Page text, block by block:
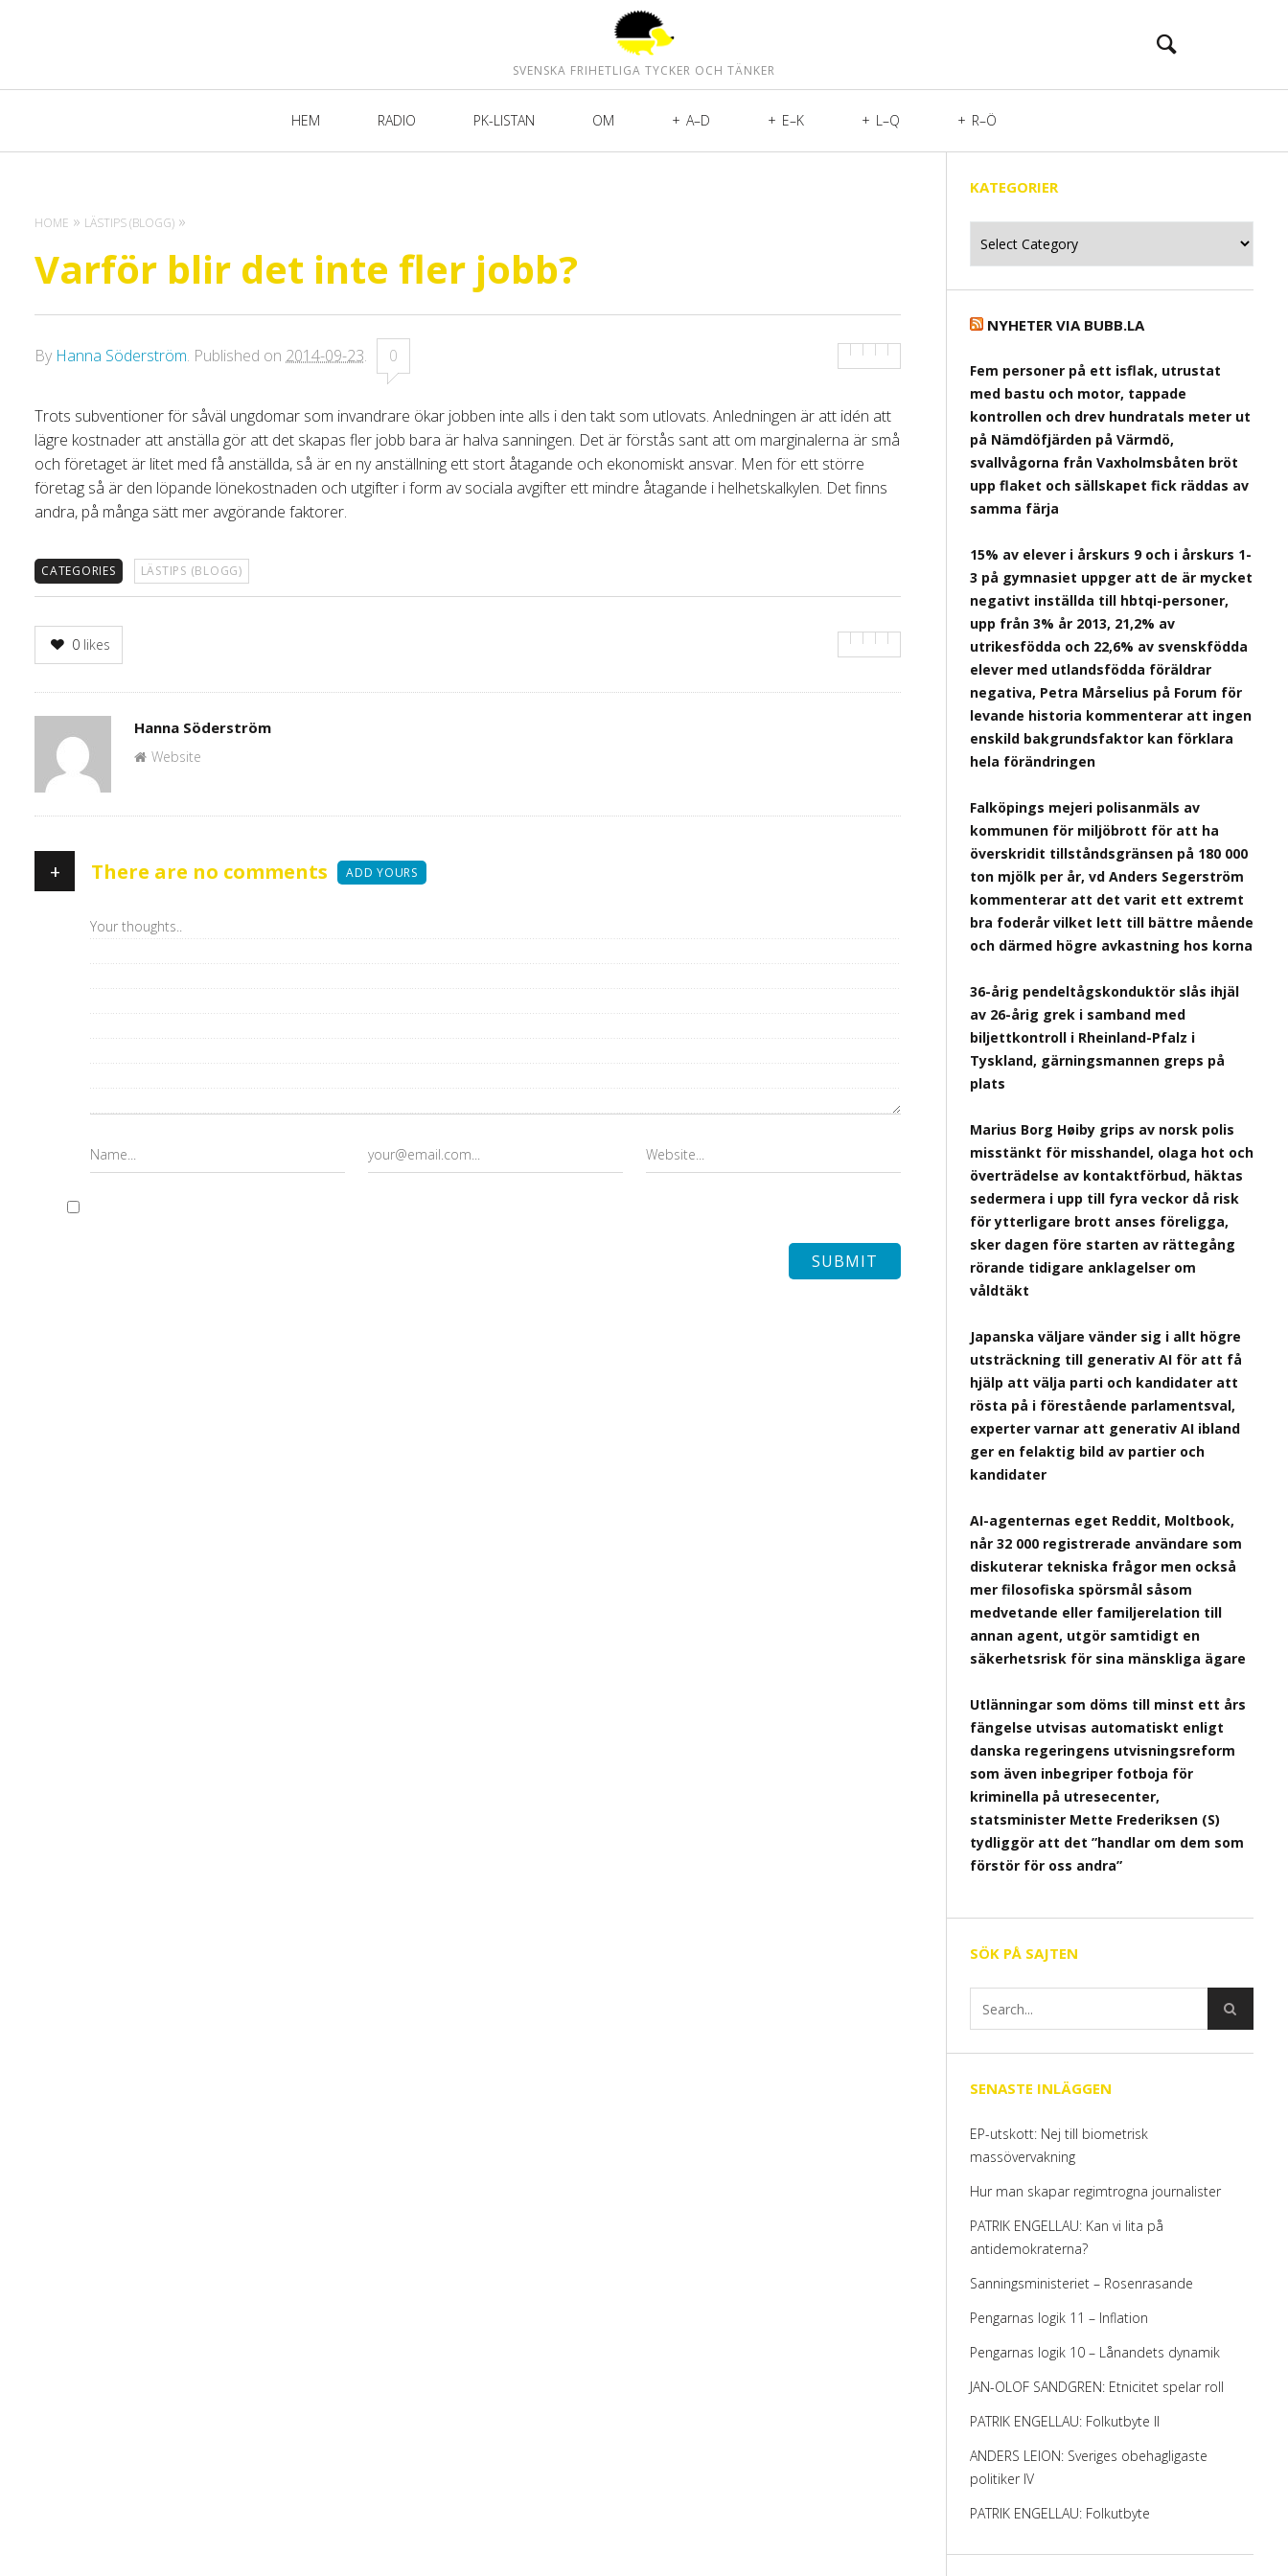
SVENSKA FRIHETLIGA TYCKER OCH TÄNKER
HEM RADIO PK-LISTAN OM A–D E–K L–Q R–Ö
HOME LÄSTIPS (BLOGG)
Varför blir det inte fler jobb?
By Hanna Söderström. Published on 2014-09-23. 0
Trots subventioner för såväl ungdomar som invandrare ökar jobben inte alls i den takt som utlovats. Anledningen är att idén att
lägre kostnader att anställa gör att det skapas fler jobb bara är halva sanningen. Det är förstås sant att om marginalerna är små
och företaget är litet med få anställda, så är en ny anställning ett stort åtagande och ekonomiskt ansvar. Men för ett större
företag så är den löpande lönekostnaden och utgifter i form av sociala avgifter ett mindre åtagande i helhetskalkylen. Det finns
andra, på många sätt mer avgörande faktorer.
CATEGORIES LÄSTIPS (BLOGG)
0 likes
Author
Hanna Söderström
Website
+ There are no comments ADD YOURS
KATEGORIER
NYHETER VIA BUBB.LA
Fem personer på ett isflak, utrustat
med bastu och motor, tappade
kontrollen och drev hundratals meter ut
på Nämdöfjärden på Värmdö,
svallvågorna från Vaxholmsbåten bröt
upp flaket och sällskapet fick räddas av
samma färja
15% av elever i årskurs 9 och i årskurs 1-
3 på gymnasiet uppger att de är mycket
negativt inställda till hbtqi-personer,
upp från 3% år 2013, 21,2% av
utrikesfödda och 22,6% av svenskfödda
elever med utlandsfödda föräldrar
negativa, Petra Mårselius på Forum för
levande historia kommenterar att ingen
enskild bakgrundsfaktor kan förklara
hela förändringen
Falköpings mejeri polisanmäls av
kommunen för miljöbrott för att ha
överskridit tillståndsgränsen på 180 000
ton mjölk per år, vd Anders Segerström
kommenterar att det varit ett extremt
bra foderår vilket lett till bättre mående
och därmed högre avkastning hos korna
36-årig pendeltågskonduktör slås ihjäl
av 26-årig grek i samband med
biljettkontroll i Rheinland-Pfalz i
Tyskland, gärningsmannen greps på
plats
Marius Borg Høiby grips av norsk polis
misstänkt för misshandel, olaga hot och
överträdelse av kontaktförbud, häktas
sedermera i upp till fyra veckor då risk
för ytterligare brott anses föreligga,
sker dagen före starten av rättegång
rörande tidigare anklagelser om
våldtäkt
Japanska väljare vänder sig i allt högre
utsträckning till generativ AI för att få
hjälp att välja parti och kandidater att
rösta på i förestående parlamentsval,
experter varnar att generativ AI ibland
ger en felaktig bild av partier och
kandidater
AI-agenternas eget Reddit, Moltbook,
når 32 000 registrerade användare som
diskuterar tekniska frågor men också
mer filosofiska spörsmål såsom
medvetande eller familjerelation till
annan agent, utgör samtidigt en
säkerhetsrisk för sina mänskliga ägare
Utlänningar som döms till minst ett års
fängelse utvisas automatiskt enligt
danska regeringens utvisningsreform
som även inbegriper fotboja för
kriminella på utresecenter,
statsminister Mette Frederiksen (S)
tydliggör att det ”handlar om dem som
förstör för oss andra”
SÖK PÅ SAJTEN
SENASTE INLÄGGEN
EP-utskott: Nej till biometrisk
massövervakning
Hur man skapar regimtrogna journalister
PATRIK ENGELLAU: Kan vi lita på
antidemokraterna?
Sanningsministeriet – Rosenrasande
Pengarnas logik 11 – Inflation
Pengarnas logik 10 – Lånandets dynamik
JAN-OLOF SANDGREN: Etnicitet spelar roll
PATRIK ENGELLAU: Folkutbyte II
ANDERS LEION: Sveriges obehagligaste
politiker IV
PATRIK ENGELLAU: Folkutbyte